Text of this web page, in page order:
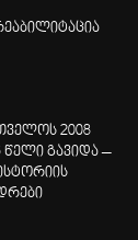
2008
წელი გავიდა –